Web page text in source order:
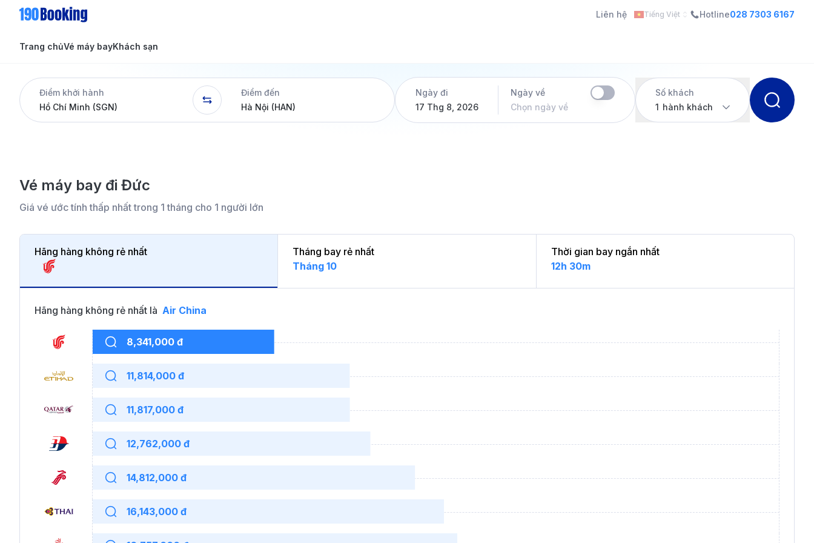
Liên hệ Tiếng Việt Hotline028 7303 6167
Trang chủVé máy bay
Tin tức
Dịch vụ
Khách sạn
Tin tức
Điểm khởi hành
Điểm đến
Ngày đi
17 Thg 8, 2026
Ngày về
Chọn ngày về
Số khách
1 hành khách
Vé máy bay đi Đức
Giá vé ước tính thấp nhất trong 1 tháng cho 1 người lớn
Hãng hàng không rẻ nhất
Tháng bay rẻ nhất
Tháng 10
Thời gian bay ngắn nhất
12h 30m
Hãng hàng không rẻ nhất là Air China
8,341,000 đ
11,814,000 đ
11,817,000 đ
12,762,000 đ
14,812,000 đ
16,143,000 đ